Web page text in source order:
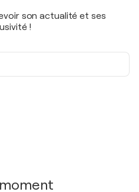
son actualité et ses
!